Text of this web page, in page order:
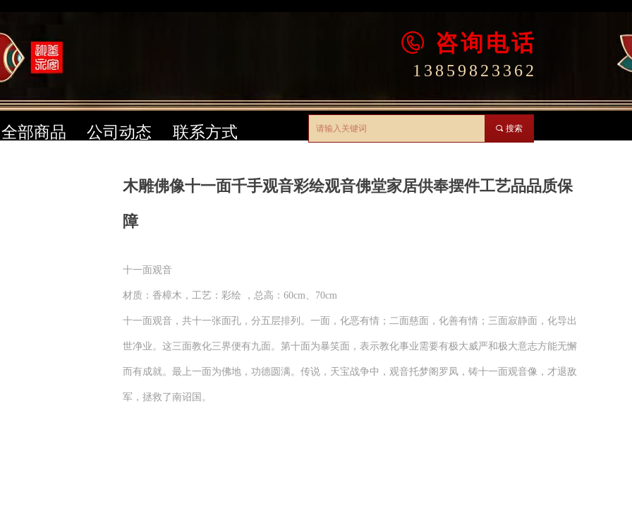
13859823362
咨询电话
全部商品 公司动态 联系方式 끠 搜索
木雕佛像十一面千手观音彩绘观音佛堂家居供奉摆件工艺品品质保
障
十一面观音
材质：香樟木，工艺：彩绘 ，总高：60cm、70cm
十一面观音，共十一张面孔，分五层排列。一面，化恶有情；二面慈面，化善有情；三面寂静面，化导出
世净业。这三面教化三界便有九面。第十面为暴笑面，表示教化事业需要有极大威严和极大意志方能无懈
而有成就。最上一面为佛地，功德圆满。传说，天宝战争中，观音托梦阁罗凤，铸十一面观音像，才退敌
军，拯救了南诏国。